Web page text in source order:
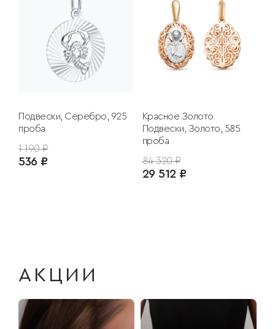
Подвески, Серебро, 925
проба
1 190 ₽
536 ₽
Красное Золото
Подвески, Золото, 585
проба
84 320 ₽
29 512 ₽
АКЦИИ